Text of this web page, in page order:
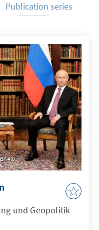
Publication series
4.0
und Geopolitik